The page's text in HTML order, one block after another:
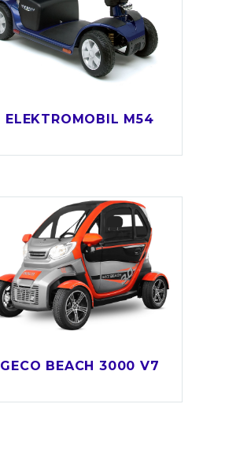
ELEKTROMOBIL M54
GECO BEACH 3000 V7